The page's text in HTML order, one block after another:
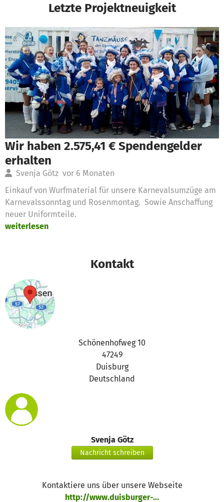
Letzte Projektneuigkeit
Wir haben 2.575,41 € Spendengelder
erhalten
Svenja Götz vor 6 Monaten
Einkauf von Wurfmaterial für unsere Karnevalsumzüge am
Karnevalssonntag und Rosenmontag. Sowie Anschaffung
neuer Uniformteile.
weiterlesen
Kontakt
Schönenhofweg 10
47249
Duisburg
Deutschland
Svenja Götz
Nachricht schreiben
Kontaktiere uns über unsere Webseite
http://www.duisburger-...